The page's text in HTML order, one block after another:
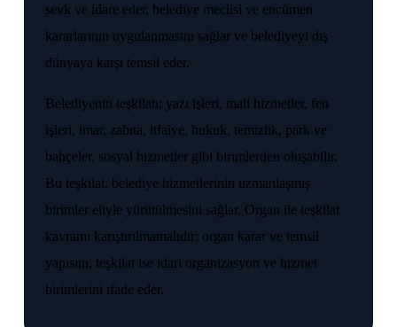
sevk ve idare eder, belediye meclisi ve encümen
kararlarının uygulanmasını sağlar ve belediyeyi dış
dünyaya karşı temsil eder.
Belediyenin teşkilatı; yazı işleri, mali hizmetler, fen
işleri, imar, zabıta, itfaiye, hukuk, temizlik, park ve
bahçeler, sosyal hizmetler gibi birimlerden oluşabilir.
Bu teşkilat, belediye hizmetlerinin uzmanlaşmış
birimler eliyle yürütülmesini sağlar. Organ ile teşkilat
kavramı karıştırılmamalıdır: organ karar ve temsil
yapısını, teşkilat ise idari organizasyon ve hizmet
birimlerini ifade eder.